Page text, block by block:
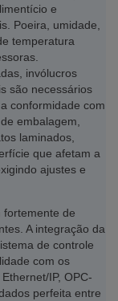
e
Poeira, umidade,
temperatura
invólucros
são necessários
conformidade com
embalagem,
laminados,
que afetam a
ajustes e
fortemente de
A integração da
de controle
com os
IP, OPC-
perfeita entre